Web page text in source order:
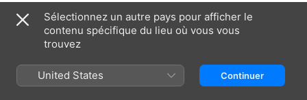
Papy
fait
grand
bazar
L'Eté
meurtrier
Sélectionnez un autre pays pour afficher le
contenu spécifique du lieu où vous vous
trouvez
United States Continuer